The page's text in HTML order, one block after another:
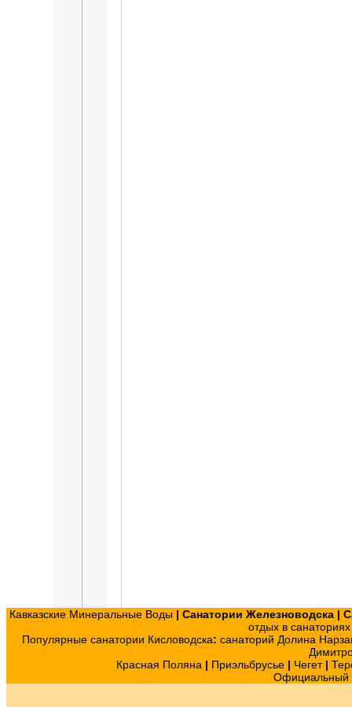
Кавказские Минеральные Воды | Санатории Железноводска |
отдых в
Популярные санатории Кисловодска: санаторий Долина
Красная Поляна | Приэльбрусье| Чегет|
Официальный